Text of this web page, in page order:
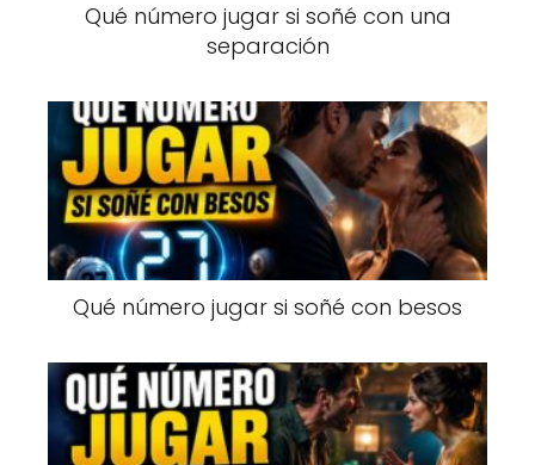
Qué número jugar si soñé con una
separación
Qué número jugar si soñé con besos